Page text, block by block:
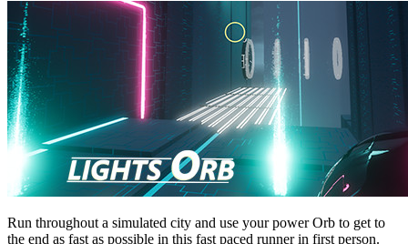
Run throughout a simulated city and use your power Orb to get to
the end as fast as possible in this fast paced runner in first person.